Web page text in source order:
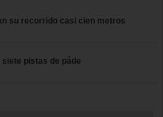
su recorrido casi cien metros
pistas de páde